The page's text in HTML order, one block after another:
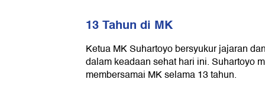
13 Tahun di MK
Ketua MK Suhartoyo bersyukur jajaran
dalam keadaan sehat hari ini. Suhartoyo
membersamai MK selama 13 tahun.